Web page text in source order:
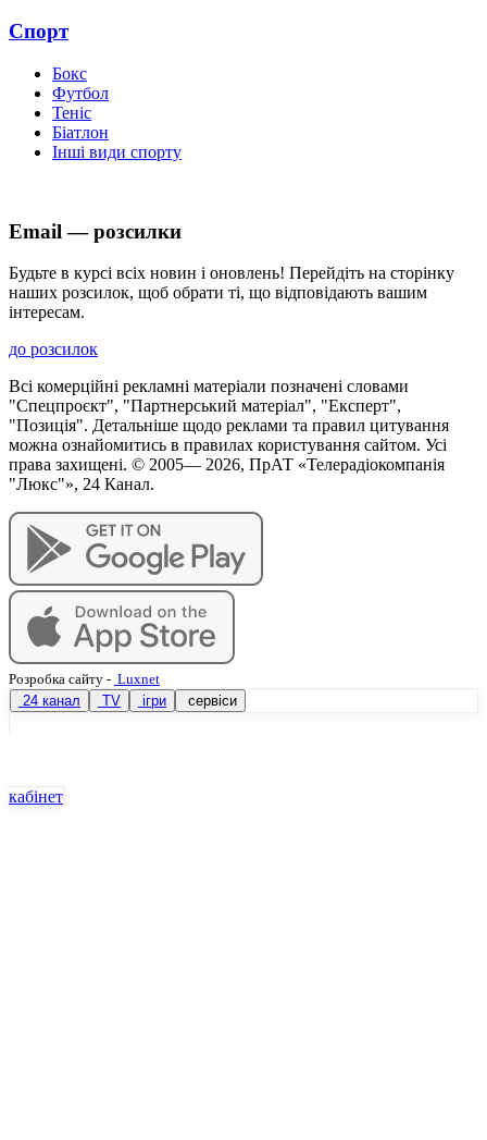
Спорт
Бокс
Футбол
Теніс
Біатлон
Інші види спорту
Email — розсилки
Будьте в курсі всіх новин і оновлень! Перейдіть на сторінку
наших розсилок, щоб обрати ті, що відповідають вашим
інтересам.
до розсилок
Всі комерційні рекламні матеріали позначені словами
"Спецпроєкт", "Партнерський матеріал", "Експерт",
"Позиція". Детальніше щодо реклами та правил цитування
можна ознайомитись в правилах користування сайтом. Усі
права захищені. © 2005— 2026, ПрАТ «Телерадіокомпанія
"Люкс"», 24 Канал.
Розробка сайту - Luxnet
24 канал
TV ігри сервіси
кабінет